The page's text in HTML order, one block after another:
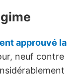
approuvé la
neuf contre